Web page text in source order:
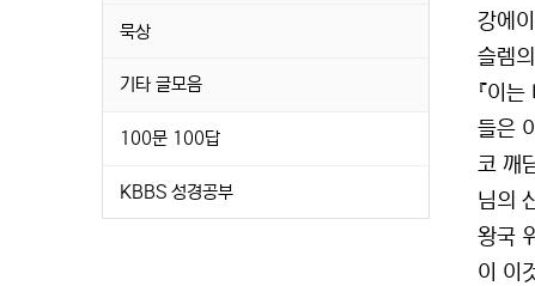
강에
슬렘
『이
들은
코 깨
님의
왕국
이 이
묵상
기타 글모음
100문 100답
KBBS 성경공부